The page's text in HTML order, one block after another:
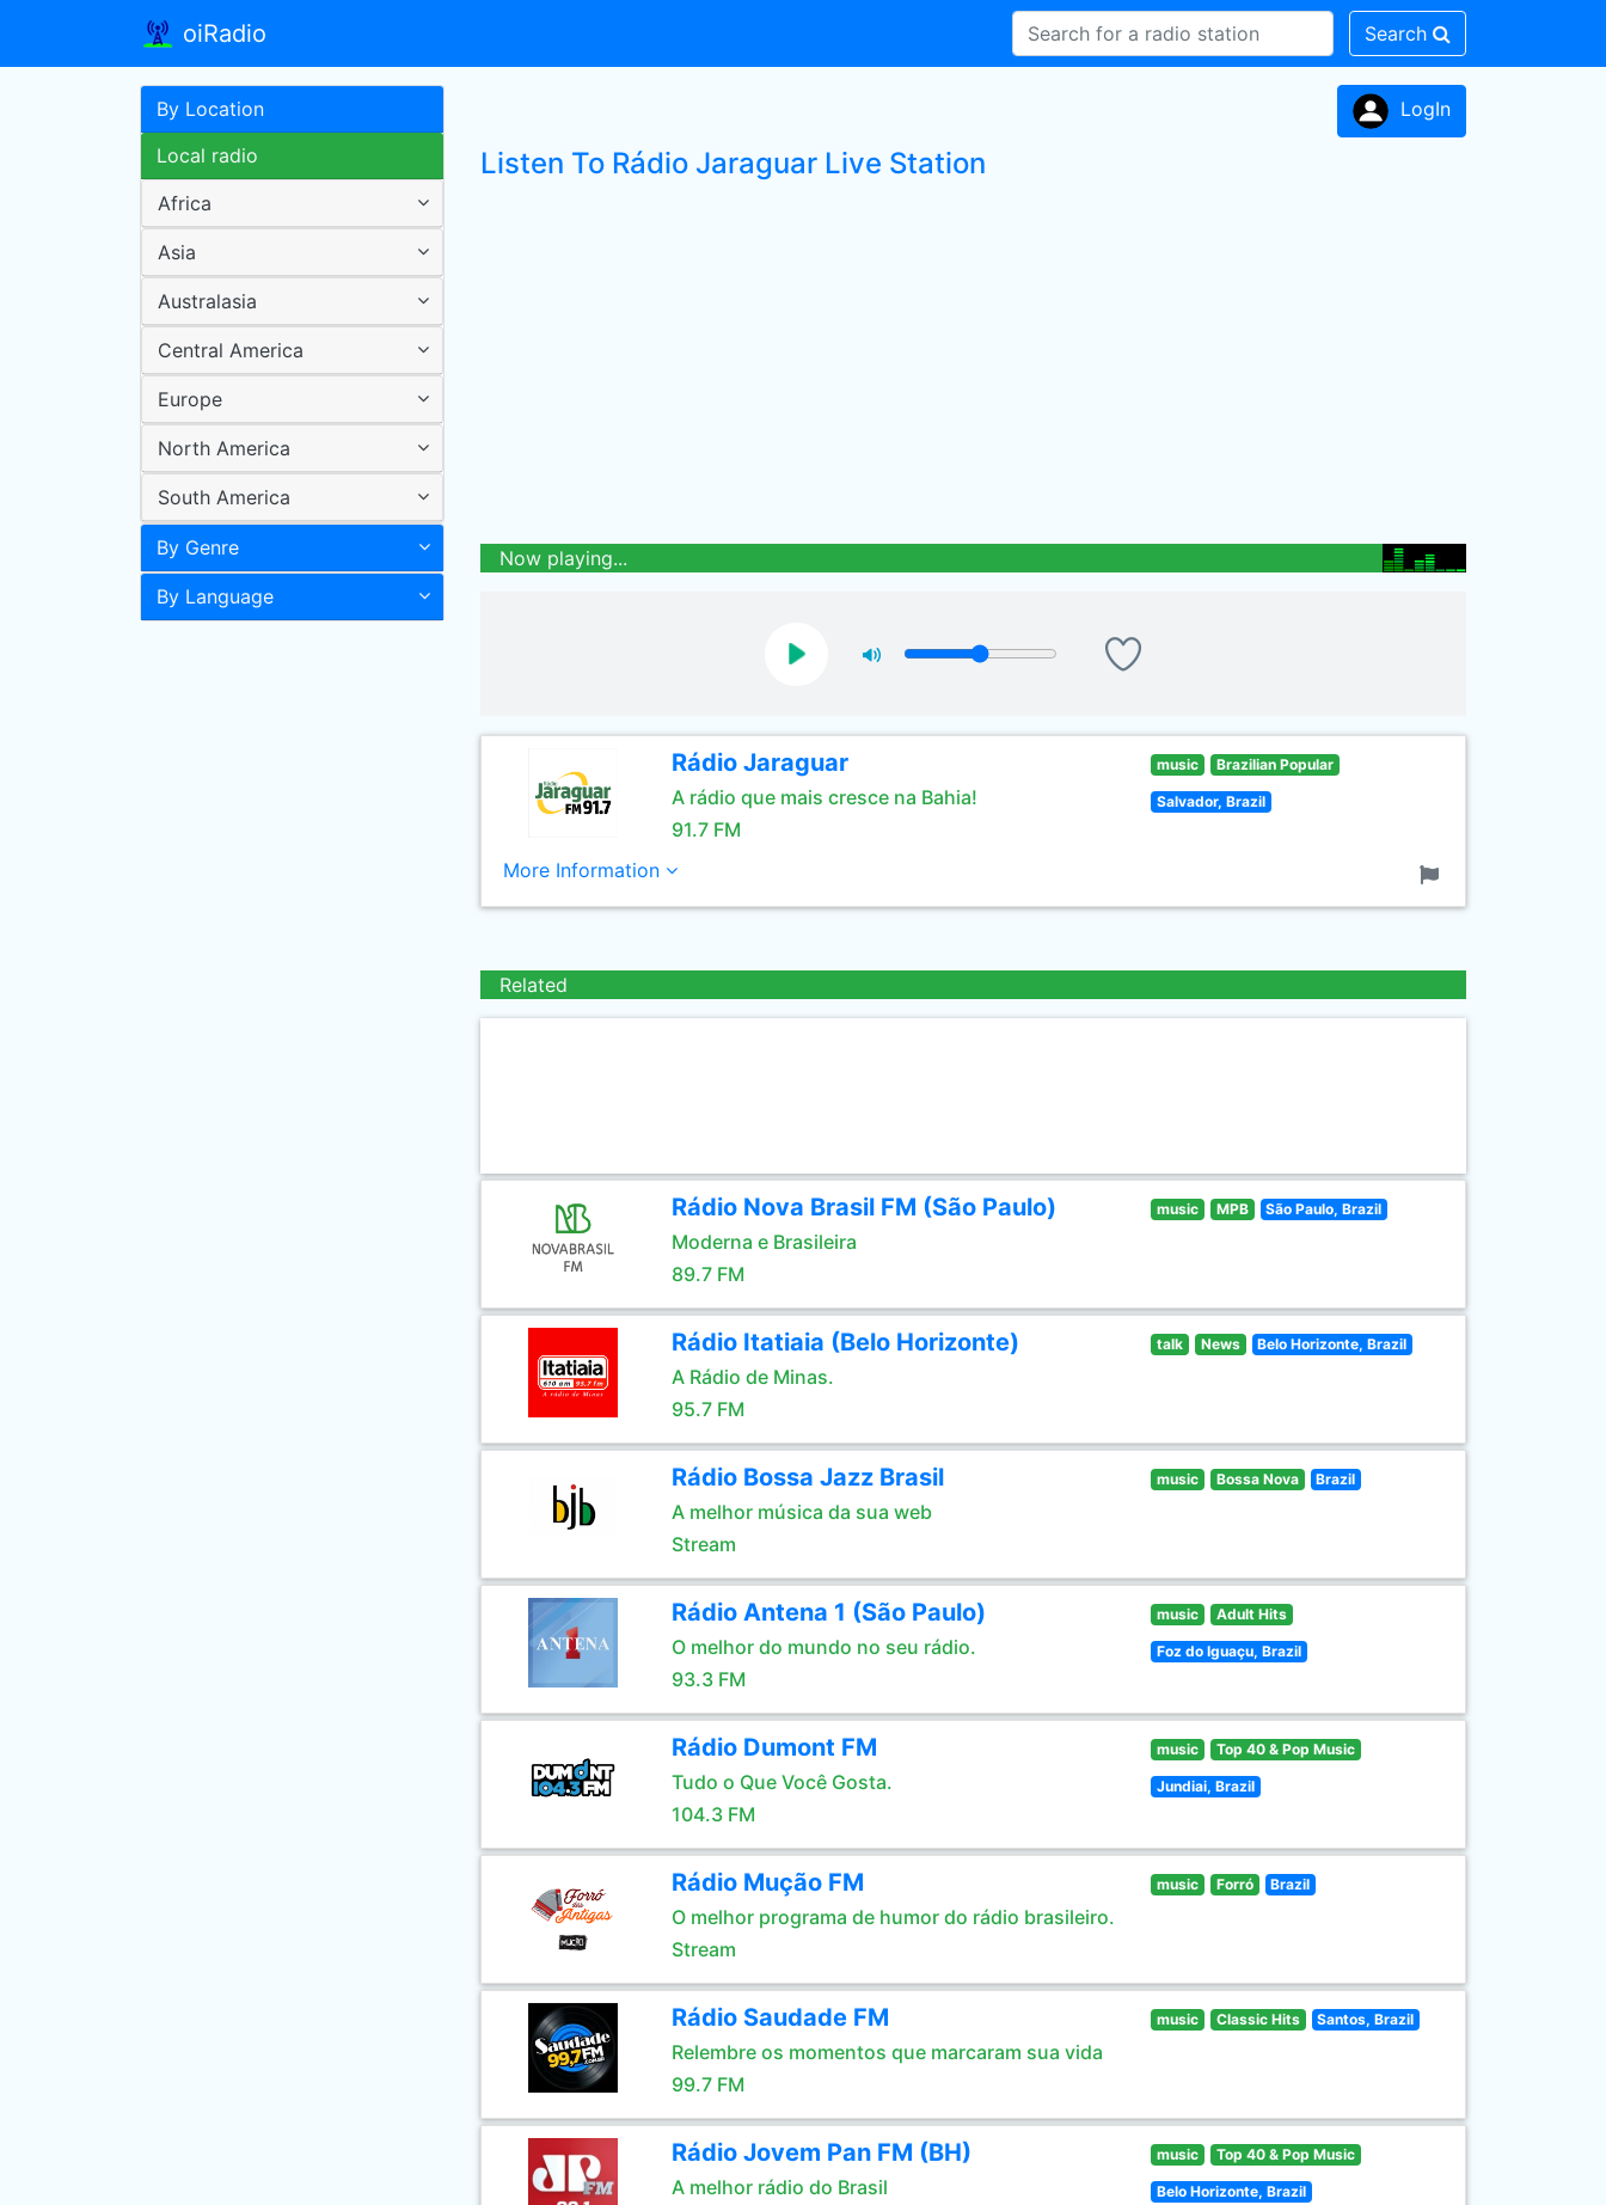
oiRadio Search
By Location
Local radio
Africa
Asia
Australasia
Central America
Europe
North America
South America
By Genre
By Language
LogIn
Listen To Rádio Jaraguar Live Station
Now playing...
Rádio Jaraguar
A rádio que mais cresce na Bahia!
91.7 FM
music Brazilian Popular
Salvador, Brazil
More Information
Related
Rádio Nova Brasil FM (São Paulo)
Moderna e Brasileira
89.7 FM
music MPB São Paulo, Brazil
Rádio Itatiaia (Belo Horizonte)
A Rádio de Minas.
95.7 FM
talk News Belo Horizonte, Brazil
Rádio Bossa Jazz Brasil
A melhor música da sua web
Stream
music Bossa Nova Brazil
Rádio Antena 1 (São Paulo)
O melhor do mundo no seu rádio.
93.3 FM
music Adult Hits
Foz do Iguaçu, Brazil
Rádio Dumont FM
Tudo o Que Você Gosta.
104.3 FM
music Top 40 & Pop Music
Jundiai, Brazil
Rádio Mução FM
O melhor programa de humor do rádio brasileiro.
Stream
music Forró Brazil
Rádio Saudade FM
Relembre os momentos que marcaram sua vida
99.7 FM
music Classic Hits Santos, Brazil
Rádio Jovem Pan FM (BH)
A melhor rádio do Brasil
music Top 40 & Pop Music
Belo Horizonte, Brazil